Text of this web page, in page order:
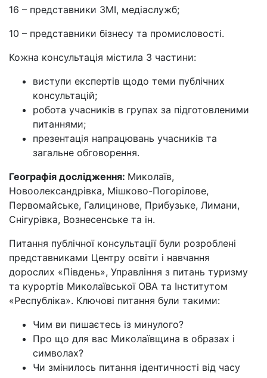
16 – представники ЗМІ, медіаслужб;
10 – представники бізнесу та промисловості.
Кожна консультація містила 3 частини:
виступи експертів щодо теми публічних
консультацій;
робота учасників в групах за підготовленими
питаннями;
презентація напрацювань учасників та
загальне обговорення.
Географія дослідження: Миколаїв,
Новоолександрівка, Мішково-Погорілове,
Первомайське, Галицинове, Прибузьке, Лимани,
Снігурівка, Вознесенське та ін.
Питання публічної консультації були розроблені
представниками Центру освіти і навчання
дорослих «Південь», Управління з питань туризму
та курортів Миколаївської ОВА та Інститутом
«Республіка». Ключові питання були такими:
Чим ви пишаєтесь із минулого?
Про що для вас Миколаївщина в образах і
символах?
Чи змінилось питання ідентичності від часу